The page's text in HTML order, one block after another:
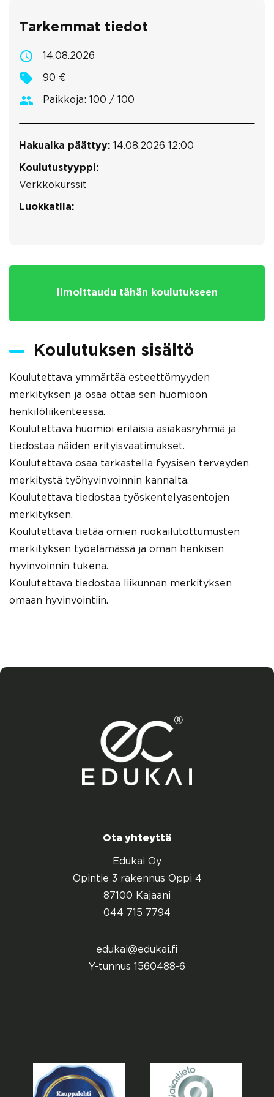
Tarkemmat tiedot
14.08.2026
90 €
Paikkoja: 100 / 100
Hakuaika päättyy: 14.08.2026 12:00
Koulutustyyppi:
Verkkokurssit
Luokkatila:
Ilmoittaudu tähän koulutukseen
Koulutuksen sisältö
Koulutettava ymmärtää esteettömyyden
merkityksen ja osaa ottaa sen huomioon
henkilöliikenteessä.
Koulutettava huomioi erilaisia asiakasryhmiä ja
tiedostaa näiden erityisvaatimukset.
Koulutettava osaa tarkastella fyysisen terveyden
merkitystä työhyvinvoinnin kannalta.
Koulutettava tiedostaa työskentelyasentojen
merkityksen.
Koulutettava tietää omien ruokailutottumusten
merkityksen työelämässä ja oman henkisen
hyvinvoinnin tukena.
Koulutettava tiedostaa liikunnan merkityksen
omaan hyvinvointiin.
Ota yhteyttä
Edukai Oy
Opintie 3 rakennus Oppi 4
87100 Kajaani
044 715 7794
edukai@edukai.fi
Y-tunnus 1560488-6